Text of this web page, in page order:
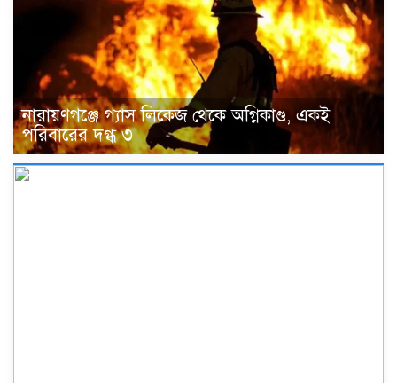
নারায়ণগঞ্জে গ্যাস লিকেজ থেকে অগ্নিকাণ্ড, একই
পরিবারের দগ্ধ ৩